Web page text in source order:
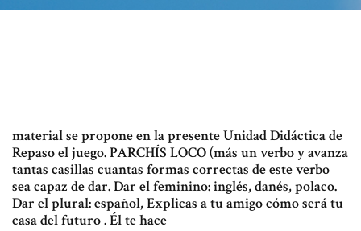
material se propone en la presente Unidad Didáctica de
Repaso el juego. PARCHÍS LOCO (más un verbo y avanza
tantas casillas cuantas formas correctas de este verbo
sea capaz de dar. Dar el feminino: inglés, danés, polaco.
Dar el plural: español, Explicas a tu amigo cómo será tu
casa del futuro . Él te hace